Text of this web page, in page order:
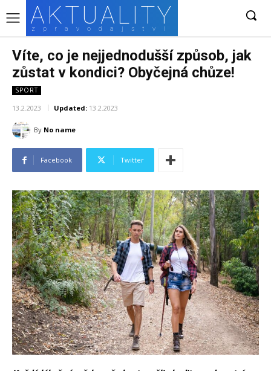
AKTUALITY
zpravodajství
Víte, co je nejjednodušší způsob, jak
zůstat v kondici? Obyčejná chůze!
SPORT
13.2.2023 Updated: 13.2.2023
By No name
Facebook Twitter